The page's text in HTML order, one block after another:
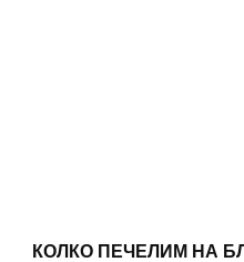
КОЛКО ПЕЧЕЛИМ НА